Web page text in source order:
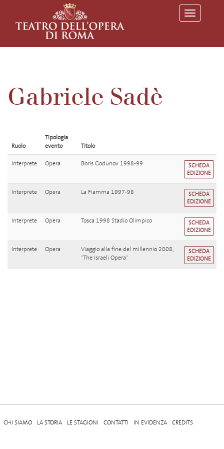
T
o
l
Gabriele Sadè
Ruolo
Tipologia
evento
Titolo
Interprete Opera Boris Godunov 1998-99
SCHEDA
EDIZIONE
Interprete Opera La Fiamma 1997-98
SCHEDA
EDIZIONE
Interprete Opera Tosca 1998 Stadio Olimpico
SCHEDA
EDIZIONE
Interprete Opera
Viaggio alla fine del millennio 2008,
"The Israeli Opera"
SCHEDA
EDIZIONE
CHI SIAMO LA STORIA LE STAGIONI CONTATTI IN EVIDENZA CREDITS